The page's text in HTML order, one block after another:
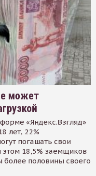
может
«Яндекс.Взгляд»
лет, 22%
погашать свои
18,5% заемщиков
половины своего